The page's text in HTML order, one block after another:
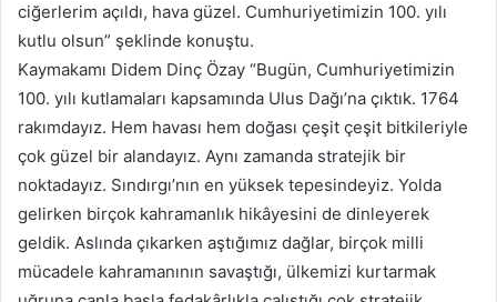
ciğerlerim açıldı, hava güzel. Cumhuriyetimizin 100. yılı
kutlu olsun” şeklinde konuştu.
Kaymakamı Didem Dinç Özay “Bugün, Cumhuriyetimizin
100. yılı kutlamaları kapsamında Ulus Dağı’na çıktık. 1764
rakımdayız. Hem havası hem doğası çeşit çeşit bitkileriyle
çok güzel bir alandayız. Aynı zamanda stratejik bir
noktadayız. Sındırgı’nın en yüksek tepesindeyiz. Yolda
gelirken birçok kahramanlık hikâyesini de dinleyerek
geldik. Aslında çıkarken aştığımız dağlar, birçok milli
mücadele kahramanının savaştığı, ülkemizi kurtarmak